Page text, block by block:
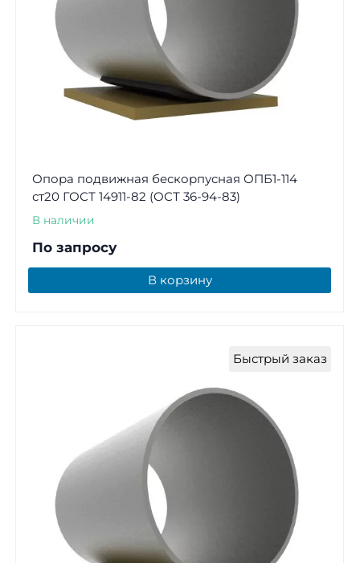
Опора подвижная бескорпусная ОПБ1-114
ст20 ГОСТ 14911-82 (ОСТ 36-94-83)
В наличии
По запросу
В корзину
Быстрый заказ